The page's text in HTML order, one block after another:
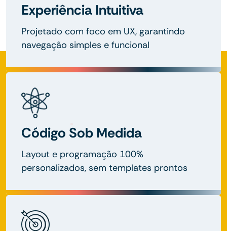
Experiência Intuitiva
Projetado com foco em UX, garantindo
navegação simples e funcional
Código Sob Medida
Layout e programação 100%
personalizados, sem templates prontos